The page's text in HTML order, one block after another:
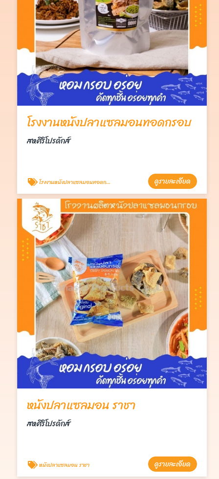
โรงงานหนังปลาแซลมอนทอดกรอบ
สหศิริโปรดักส์
โรงงานหนังปลาแซลมอนทอดกรอบ ดูรายละเอียด
หนังปลาแซลมอน ราชา
สหศิริโปรดักส์
หนังปลาแซลมอน ราชา ดูรายละเอียด